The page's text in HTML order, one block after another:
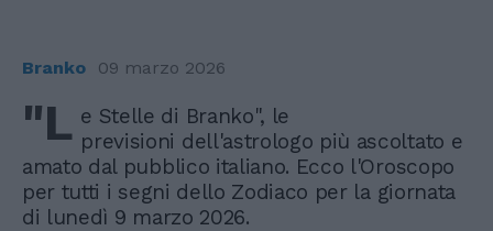
Branko 09 marzo 2026
"L e Stelle di Branko", le
previsioni dell'astrologo più ascoltato e
amato dal pubblico italiano. Ecco l'Oroscopo
per tutti i segni dello Zodiaco per la giornata
di lunedì 9 marzo 2026.